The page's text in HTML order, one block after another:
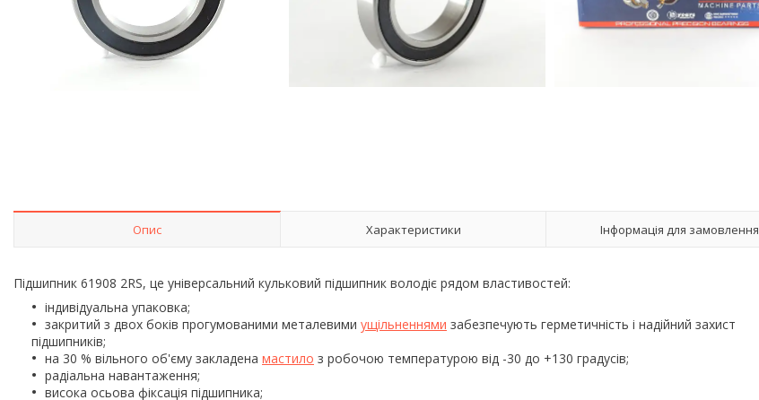
Опис Характеристики Інформація для замовлення
Підшипник 61908 2RS, це універсальний кульковий підшипник володіє рядом властивостей:
індивідуальна упаковка;
закритий з двох боків прогумованими металевими ущільненнями забезпечують герметичність і надійний захист
підшипників;
на 30 % вільного об'єму закладена мастило з робочою температурою від -30 до +130 градусів;
радіальна навантаження;
висока осьова фіксація підшипника;